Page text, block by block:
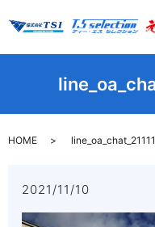
HOME
2021/11/10